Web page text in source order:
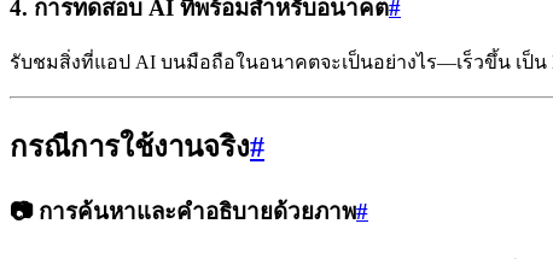
4. การทดสอบ AI ที่พร้อมสำหรับอนาคต#
รับชมสิ่งที่แอป AI บนมือถือในอนาคตจะเป็นอย่างไร—เร็วขึ้น เป็
กรณีการใช้งานจริง#
📷 การค้นหาและคำอธิบายด้วยภาพ#